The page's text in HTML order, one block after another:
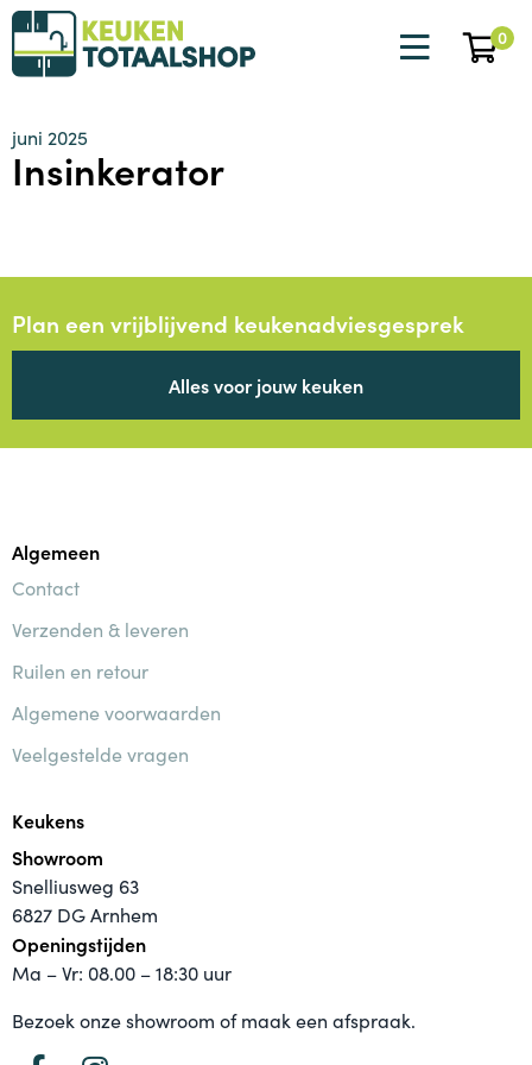
0
juni 2025
Insinkerator
Plan een vrijblijvend keukenadviesgesprek
Alles voor jouw keuken
Algemeen
Contact
Verzenden & leveren
Ruilen en retour
Algemene voorwaarden
Veelgestelde vragen
Keukens
Showroom
Snelliusweg 63
6827 DG Arnhem
Openingstijden
Ma – Vr: 08.00 – 18:30 uur
Bezoek onze showroom of maak een afspraak.